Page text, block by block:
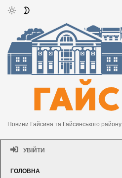
Новини Гайсина та Гайсинського району
УВІЙТИ
ГОЛОВНА